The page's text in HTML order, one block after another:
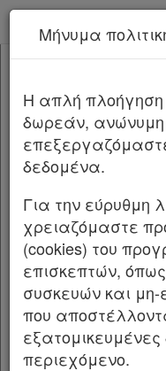
Κεφαλίδα
Σώμα
Υπογραφές
Νέα υπηρεσία
Αριθμ.233831(503)
Επανεπιβολή
απαλλοτρίωσης
190441022014
αθλητικών
τετράγωνο
Δραγουμάνου Δ.
Πλατείας
Θεσσαλονίκης,
Μήνυμα
H απλή πλοήγηση
δωρεάν, ανώνυμη
δεδομένα.
Για την εύρυθμη
χρειαζόμαστε
(cookies) του
επισκεπτών,
συσκευών και
που
εξατομικευμένες
περιεχόμενο.